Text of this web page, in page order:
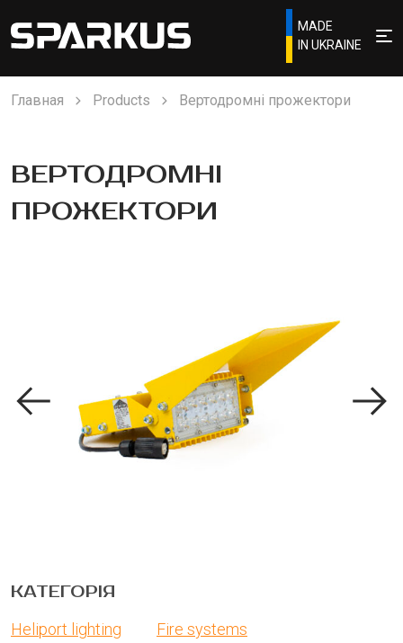
MADE
IN UKRAINE
Главная Products Вертодромні прожектори
ВЕРТОДРОМНІ
ПРОЖЕКТОРИ
КАТЕГОРІЯ
Heliport lighting Fire systems